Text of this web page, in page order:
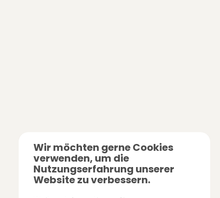
Wir möchten gerne Cookies
verwenden, um die
Nutzungserfahrung unserer
Website zu verbessern.